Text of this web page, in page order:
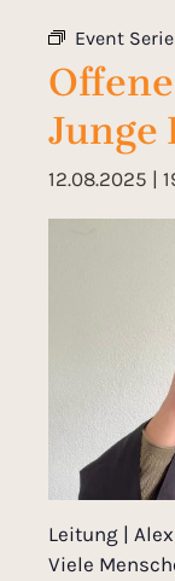
Event
Junge
12.08.2025 |
Leitung |
Viele